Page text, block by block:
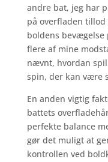
andre bat, jeg har
på overfladen
boldens bevægelse
flere af mine
nævnt, hvordan
spin, der kan være
En anden vigtig
battets
perfekte balance
gør det muligt at
kontrollen ved